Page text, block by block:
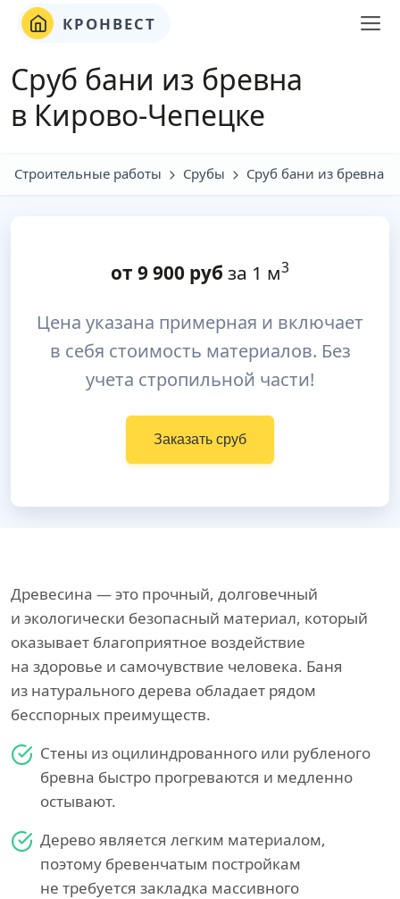
КРОНВЕСТ
Сруб бани из бревна
в Кирово-Чепецке
Строительные работы Срубы Сруб бани из бревна
от 9 900 руб за 1 м3
Цена указана примерная и включает
в себя стоимость материалов. Без
учета стропильной части!
Заказать сруб
Древесина — это прочный, долговечный
и экологически безопасный материал, который
оказывает благоприятное воздействие
на здоровье и самочувствие человека. Баня
из натурального дерева обладает рядом
бесспорных преимуществ.
Стены из оцилиндрованного или рубленого
бревна быстро прогреваются и медленно
остывают.
Дерево является легким материалом,
поэтому бревенчатым постройкам
не требуется закладка массивного